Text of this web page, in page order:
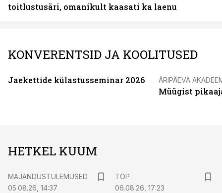
toitlustusäri, omanikult kaasati ka laenu
KONVERENTSID JA KOOLITUSED
Jaekettide külastusseminar 2026 ÄRIPÄEVA
Müügist
HETKEL KUUM
MAJANDUSTULEMUSED
05.08.26, 14:37
TOP
06.08.26, 17:23